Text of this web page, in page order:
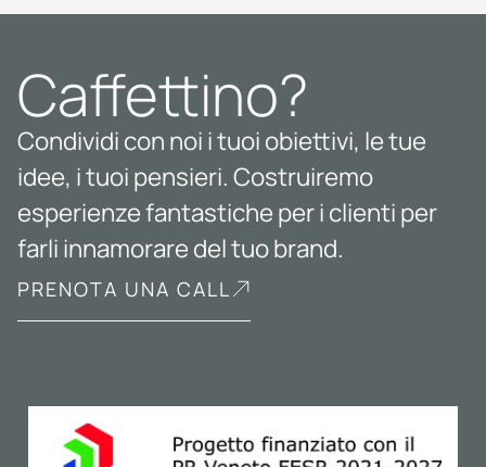
Caffettino?
Condividi con noi i tuoi obiettivi, le tue
idee, i tuoi pensieri. Costruiremo
esperienze fantastiche per i clienti per
farli innamorare del tuo brand.
PRENOTA UNA CALL